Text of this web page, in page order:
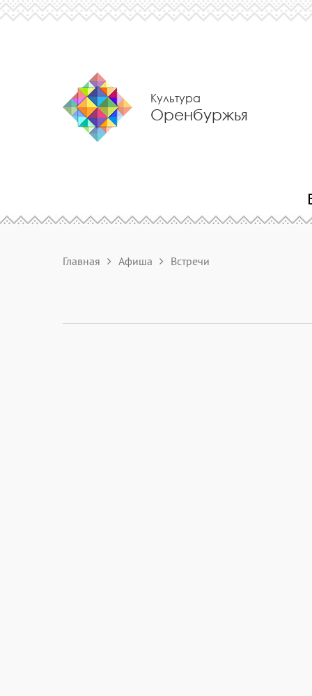
Культура
Оренбуржья
Главная Афиша Встречи